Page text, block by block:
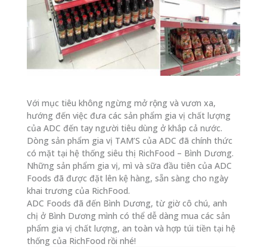
Với mục tiêu không ngừng mở rộng và vươn xa,
hướng đến việc đưa các sản phẩm gia vị chất lượng
của ADC đến tay người tiêu dùng ở khắp cả nước.
Dòng sản phẩm gia vị TAM’S của ADC đã chính thức
có mặt tại hệ thống siêu thị RichFood – Bình Dương.
Những sản phẩm gia vị, mì và sữa đầu tiên của ADC
Foods đã được đặt lên kệ hàng, sẵn sàng cho ngày
khai trương của RichFood.
ADC Foods đã đến Bình Dương, từ giờ cô chú, anh
chị ở Bình Dương mình có thể dễ dàng mua các sản
phẩm gia vị chất lượng, an toàn và hợp túi tiền tại hệ
thống của RichFood rồi nhé!